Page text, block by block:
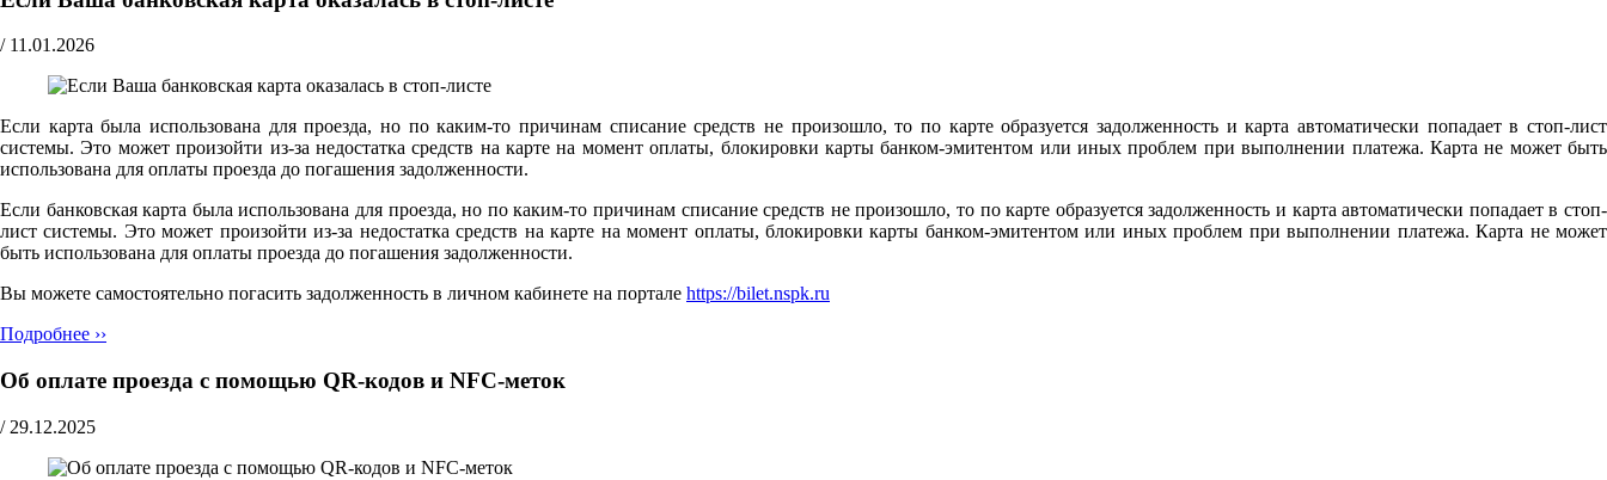
/ 11.01.2026
Если карта была использована для проезда, но по каким-то причинам списание средств не произошло, то по карте образуется задолженность и карта автоматически попадает в стоп-лист
системы. Это может произойти из-за недостатка средств на карте на момент оплаты, блокировки карты банком-эмитентом или иных проблем при выполнении платежа. Карта не может быть
использована для оплаты проезда до погашения задолженности.
Если банковская карта была использована для проезда, но по каким-то причинам списание средств не произошло, то по карте образуется задолженность и карта автоматически попадает в стоп-
лист системы. Это может произойти из-за недостатка средств на карте на момент оплаты, блокировки карты банком-эмитентом или иных проблем при выполнении платежа. Карта не может
быть использована для оплаты проезда до погашения задолженности.
Вы можете самостоятельно погасить задолженность в личном кабинете на портале https://bilet.nspk.ru
Подробнее ››
Об оплате проезда с помощью QR-кодов и NFC-меток
/ 29.12.2025